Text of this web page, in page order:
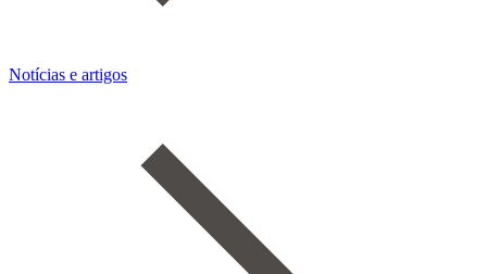
Notícias e artigos